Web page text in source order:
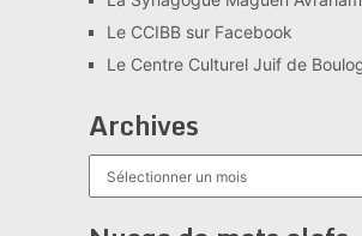
Le CCIBB sur Facebook
Le Centre Culturel Juif de
Archives